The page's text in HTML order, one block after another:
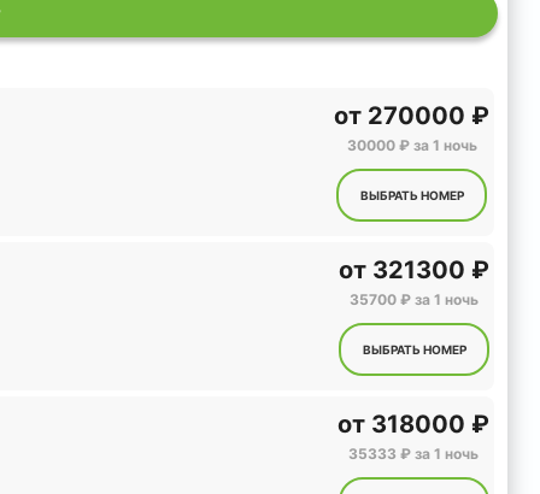
от 270000 ₽
30000 ₽ за 1 ночь
ВЫБРАТЬ НОМЕР
от 321300 ₽
35700 ₽ за 1 ночь
ВЫБРАТЬ НОМЕР
от 318000 ₽
35333 ₽ за 1 ночь